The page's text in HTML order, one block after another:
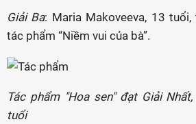
Giải Ba: Maria Makoveeva, 13
tác phẩm “Niềm vui của bà”.
Tác phẩm "Hoa sen" đạt Giải
tuổi